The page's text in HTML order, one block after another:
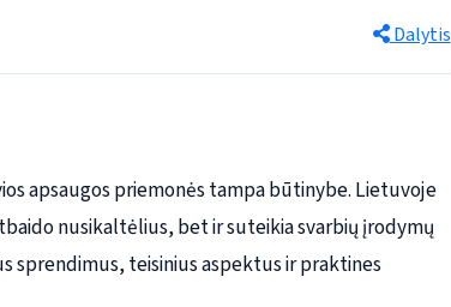
Dalytis
apsaugos priemonės tampa būtinybe. Lietuvoje
nusikaltėlius, bet ir suteikia svarbių įrodymų
sprendimus, teisinius aspektus ir praktines